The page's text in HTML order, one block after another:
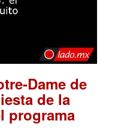
Dame de
de la
programa